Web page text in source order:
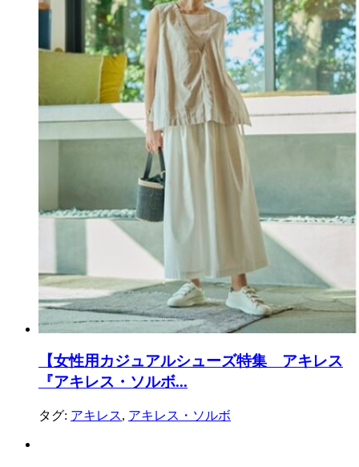
【女性用カジュアルシューズ特集 アキレス
『アキレス・ソルボ...
タグ: アキレス, アキレス・ソルボ